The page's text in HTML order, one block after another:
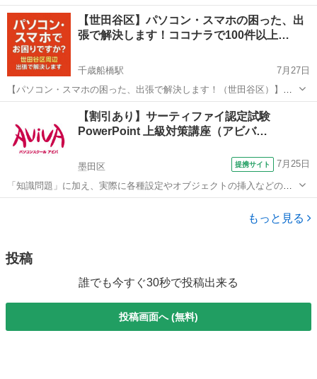
安心できて、子供を任せられる教室を探してる方 大きい教室ではな
く、自分の子供だけ集中的に教えてほしい方 子供にAIでゲームを自分
で作れるように教え...
東京 中央区 勝どき駅 パソコン
【世田谷区】パソコン・スマホの困った、出
張で解決します！ココナラで100件以上…
千歳船橋駅
7月27日
【パソコン・スマホの困った、出張で解決します！（世田谷区）】
「iPhoneの写真がいっぱいで保存先がわからない…」 「メールの送り
方がわからない…」 「SNSって何？」 「Zoomの設定ができない…」
そ...
世田谷区 千歳船橋駅 Windows総合 ココナラ
【割引あり】サーティファイ認定試験
PowerPoint 上級対策講座（アビバ…
墨田区 提携サイト 7月25日
「知識問題」に加え、実際に各種設定やオブジェクトの挿入などの機
能を駆使したプレゼンテーションを作成する「実技問題」を解くこと
で、実践的な能力を証明できる資格制度の、上級対策講座です。もっと見る
投稿
誰でも今すぐ30秒で投稿出来る
投稿画面へ (無料)